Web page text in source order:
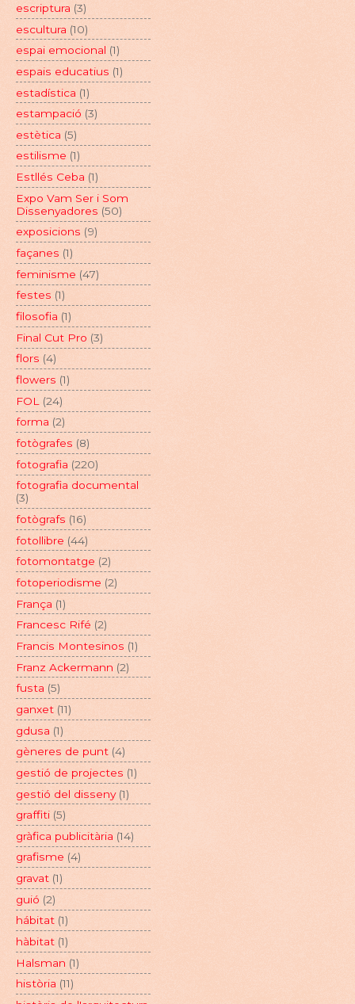
escriptura (3)
escultura (10)
espai emocional (1)
espais educatius (1)
estadística (1)
estampació (3)
estètica (5)
estilisme (1)
Estllés Ceba (1)
Expo Vam Ser i Som
Dissenyadores (50)
exposicions (9)
façanes (1)
feminisme (47)
festes (1)
filosofia (1)
Final Cut Pro (3)
flors (4)
flowers (1)
FOL
(24)
forma (2)
fotògrafes (8)
fotografia (220)
fotografia documental
(3)
fotògrafs (16)
fotollibre (44)
fotomontatge (2)
fotoperiodisme (2)
França (1)
Francesc Rifé (2)
Francis Montesinos (1)
Franz Ackermann (2)
fusta (5)
ganxet (11)
gdusa (1)
gèneres de punt (4)
gestió de projectes (1)
gestió del disseny (1)
graffiti (5)
gràfica publicitària (14)
grafisme (4)
gravat (1)
guió (2)
hábitat (1)
hàbitat (1)
Halsman (1)
història (11)